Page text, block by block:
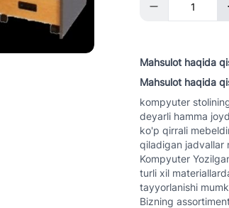
Mahsulot haqida
Mahsulot haqida
kompyuter
deyarli hamma
ko'p qirrali
qiladigan jadvallar
Kompyuter
turli xil
tayyorlanishi
Bizning